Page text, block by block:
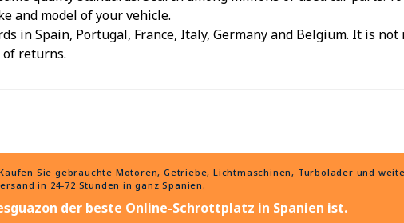
and model of your vehicle.
Spain, Portugal, France, Italy, Germany and Belgium. It is not
returns.
Sie gebrauchte Motoren, Getriebe, Lichtmaschinen, Turbolader und
in 24-72 Stunden in ganz Spanien.
der beste Online-Schrottplatz in Spanien ist.